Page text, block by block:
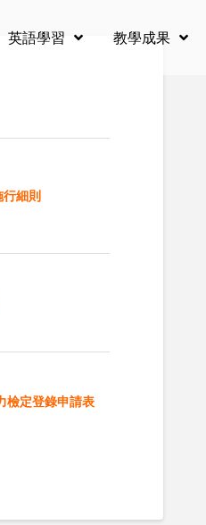
英語學習 教學成果
行細則
檢定登錄申請表